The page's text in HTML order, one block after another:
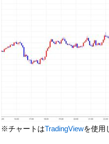
※チャートはTradingViewを使用